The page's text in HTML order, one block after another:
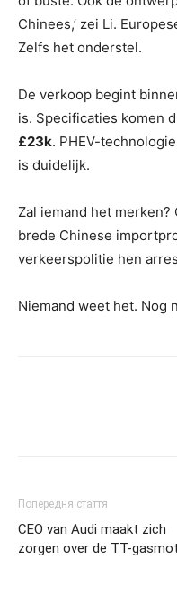
Chinees,’ zei Li.
Zelfs het onderstel.
De verkoop begint
is. Specificaties komen
£23k. PHEV-
is duidelijk.
Zal iemand het
brede Chinese
verkeerspolitie hen
Niemand weet het. Nog
Попередня стаття
CEO van Audi maakt zich
zorgen over de TT-